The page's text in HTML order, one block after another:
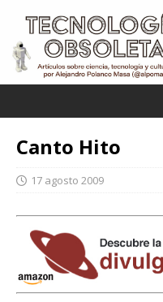
Canto Hito
17 agosto 2009